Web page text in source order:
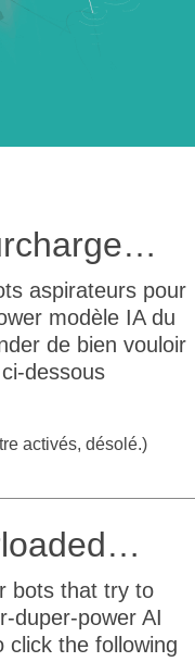
aspirateurs pour
modèle IA du
de bien vouloir
dessous
activés, désolé.)
bots that try to
duper-power AI
click the following